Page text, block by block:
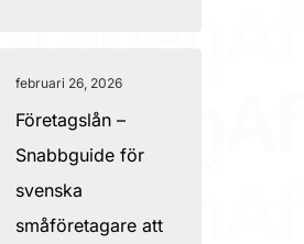
februari 26, 2026
Företagslån –
Snabbguide för
svenska
småföretagare att